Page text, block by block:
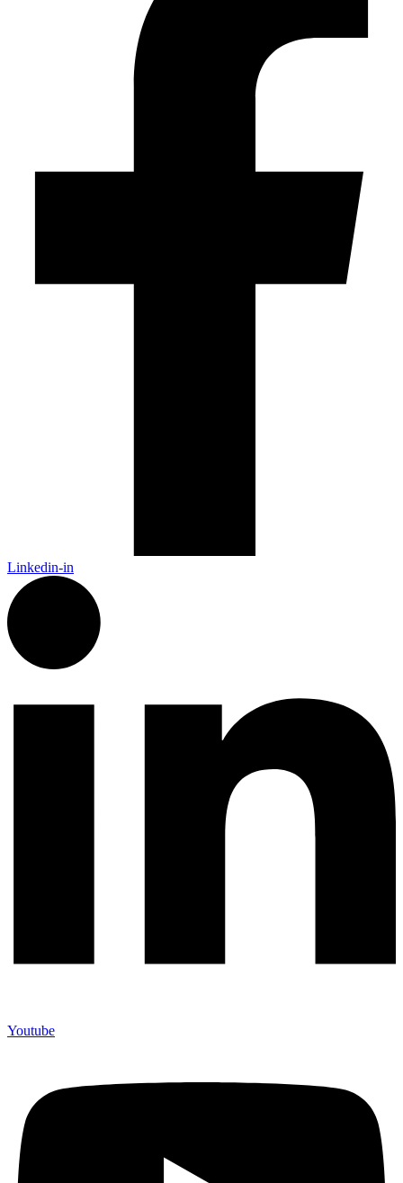
Linkedin-in
Youtube